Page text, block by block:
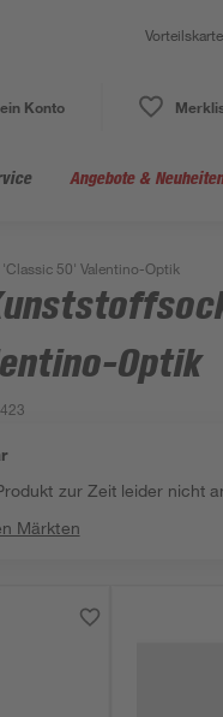
Vorteilskarte
Konto
Angebote & Neuheiten
50' Valentino-Optik
Optik
zur Zeit leider nicht
Märkten